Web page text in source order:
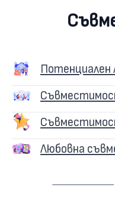
Потенциален
Любовна